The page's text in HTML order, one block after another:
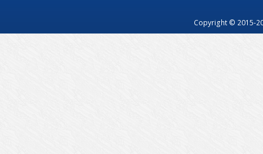
Copyright © 2015-